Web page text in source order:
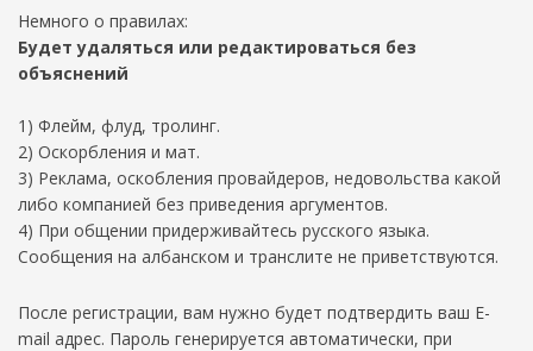
Немного о правилах:
Будет удаляться или редактироваться без
объяснений
1) Флейм, флуд, тролинг.
2) Оскорбления и мат.
3) Реклама, оскобления провайдеров, недовольства какой
либо компанией без приведения аргументов.
4) При общении придерживайтесь русского языка.
Сообщения на албанском и транслите не приветствуются.
После регистрации, вам нужно будет подтвердить ваш E-
mail адрес. Пароль генерируется автоматически, при